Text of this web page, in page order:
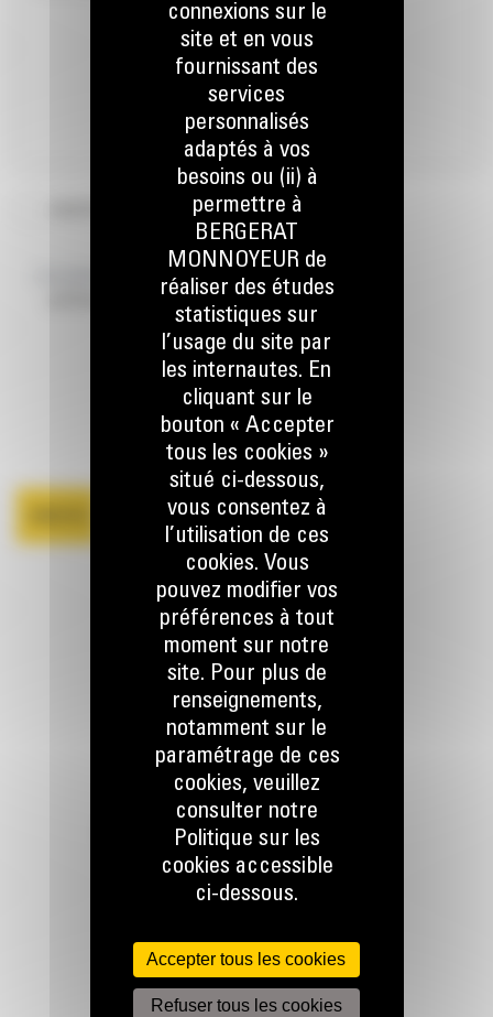
J'ACCEPTE LA POLITIQUE EN MATIÈRE DE VIE PRIVÉE
*
conditions d'acceptation
et la
politique des données personnelles.
RESTONS EN CONTACT
Appelez-nous
078 157 767
connexions sur le
site et en vous
fournissant des
services
personnalisés
adaptés à vos
besoins ou (ii) à
permettre à
BERGERAT
MONNOYEUR de
réaliser des études
statistiques sur
l’usage du site par
les internautes. En
cliquant sur le
bouton « Accepter
tous les cookies »
situé ci-dessous,
vous consentez à
l’utilisation de ces
cookies. Vous
pouvez modifier vos
préférences à tout
moment sur notre
site. Pour plus de
renseignements,
notamment sur le
paramétrage de ces
cookies, veuillez
consulter notre
Politique sur les
cookies accessible
ci-dessous.
Accepter tous les cookies
Refuser tous les cookies